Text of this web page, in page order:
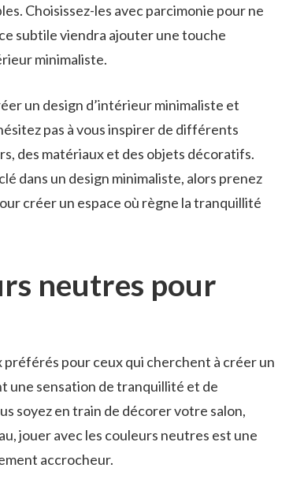
Choisissez-les​ avec‌ parcimonie pour ‍ne
subtile viendra​ ajouter une‍ touche
minimaliste.
un ⁣design d’intérieur minimaliste et
pas à vous ⁤inspirer de⁤ différents
des matériaux et des objets décoratifs.
dans un design minimaliste, alors prenez
créer un espace ⁤où règne la tranquillité
neutres pour
pour ceux qui cherchent‍ à créer un
une sensation de tranquillité et de
soyez en train de‌ décorer ⁢votre salon,
jouer avec les couleurs neutres est une
accrocheur.